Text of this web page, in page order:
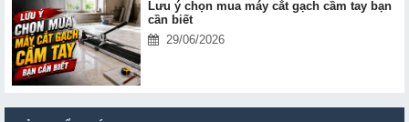
Lưu ý chọn mua máy cắt gạch cầm tay bạn
cần biết
29/06/2026